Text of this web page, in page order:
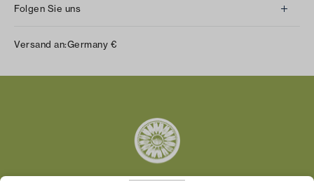
Folgen Sie uns
Twitter
Versand an:Germany €